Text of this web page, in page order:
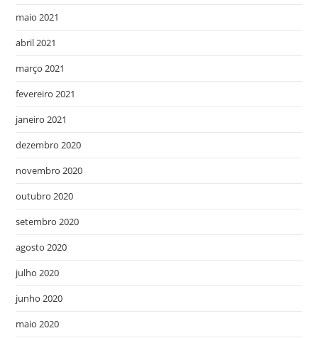
maio 2021
abril 2021
março 2021
fevereiro 2021
janeiro 2021
dezembro 2020
novembro 2020
outubro 2020
setembro 2020
agosto 2020
julho 2020
junho 2020
maio 2020